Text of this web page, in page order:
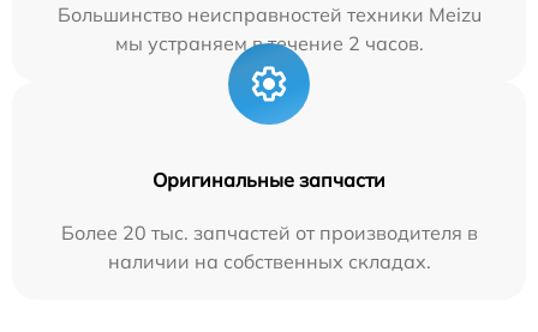
Большинство неисправностей техники Meizu
мы устраняем в течение 2 часов.
Оригинальные запчасти
Более 20 тыс. запчастей от производителя в
наличии на собственных складах.